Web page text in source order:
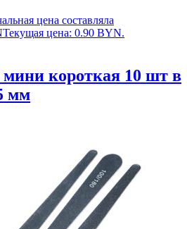
цена составляла
Текущая цена: 0.90 BYN.
короткая 10 шт в
мм